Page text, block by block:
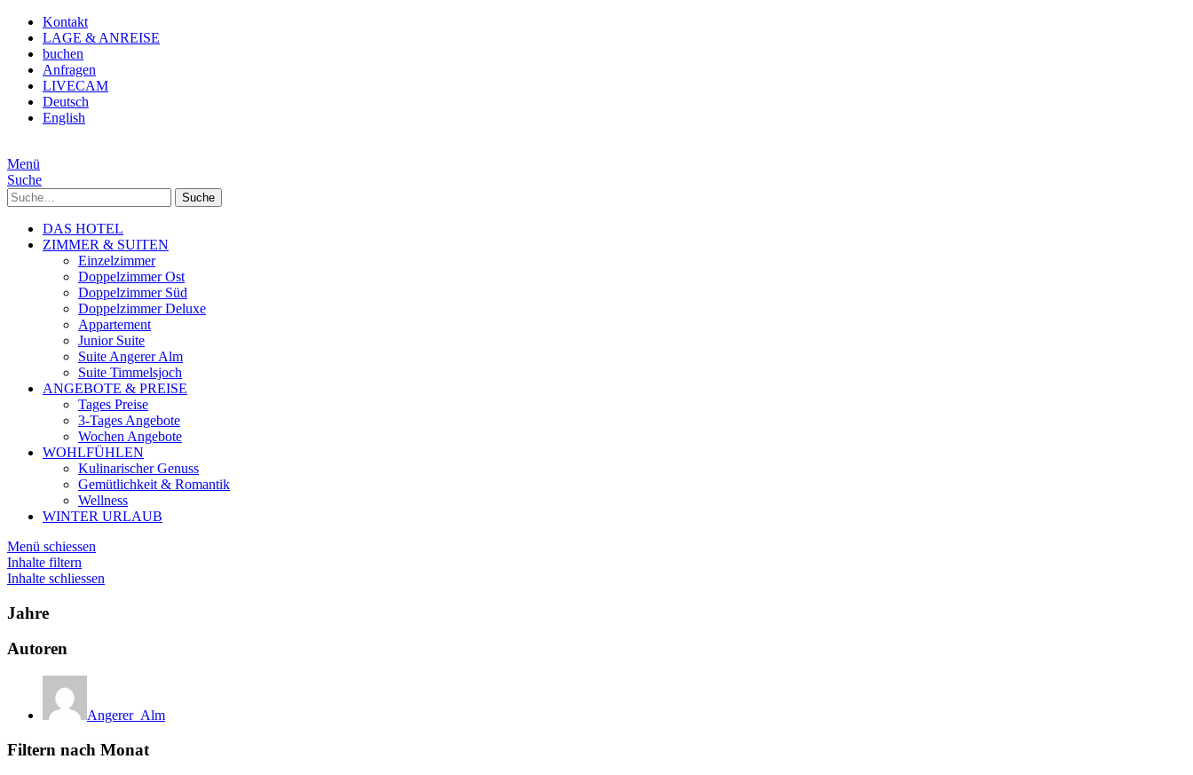
Kontakt
LAGE & ANREISE
buchen
Anfragen
LIVECAM
Deutsch
English
Menü
Suche
Suche
DAS HOTEL
ZIMMER & SUITEN
Einzelzimmer
Doppelzimmer Ost
Doppelzimmer Süd
Doppelzimmer Deluxe
Appartement
Junior Suite
Suite Angerer Alm
Suite Timmelsjoch
ANGEBOTE & PREISE
Tages Preise
3-Tages Angebote
Wochen Angebote
WOHLFÜHLEN
Kulinarischer Genuss
Gemütlichkeit & Romantik
Wellness
WINTER URLAUB
Menü schiessen
Inhalte filtern
Inhalte schliessen
Jahre
Autoren
Angerer_Alm
Filtern nach Monat